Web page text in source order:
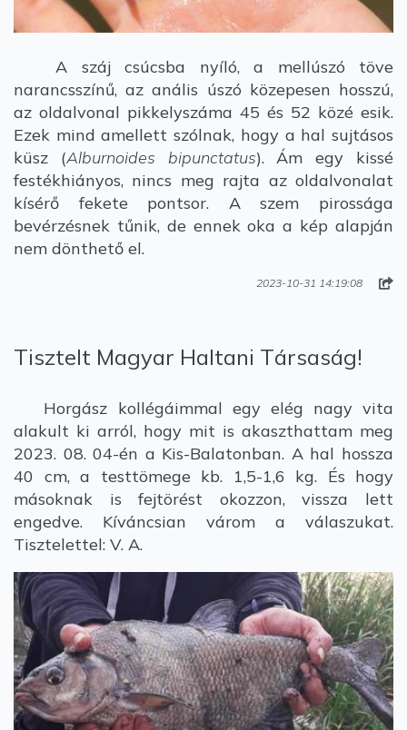
A száj csúcsba nyíló, a mellúszó töve
narancsszínű, az anális úszó közepesen hosszú,
az oldalvonal pikkelyszáma 45 és 52 közé esik.
Ezek mind amellett szólnak, hogy a hal sujtásos
küsz (Alburnoides bipunctatus). Ám egy kissé
festékhiányos, nincs meg rajta az oldalvonalat
kísérő fekete pontsor. A szem pirossága
bevérzésnek tűnik, de ennek oka a kép alapján
nem dönthető el.
2023-10-31 14:19:08
Tisztelt Magyar Haltani Társaság!
Horgász kollégáimmal egy elég nagy vita
alakult ki arról, hogy mit is akaszthattam meg
2023. 08. 04-én a Kis-Balatonban. A hal hossza
40 cm, a testtömege kb. 1,5-1,6 kg. És hogy
másoknak is fejtörést okozzon, vissza lett
engedve. Kíváncsian várom a válaszukat.
Tisztelettel: V. A.